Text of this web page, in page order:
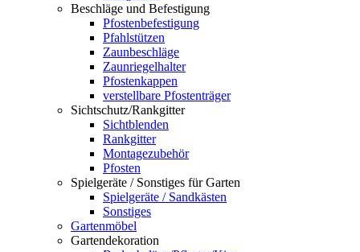
Beschläge und Befestigung
Pfostenbefestigung
Pfahlstützen
Zaunbeschläge
Zaunriegelhalter
Pfostenkappen
verstellbare Pfostenträger
Sichtschutz/Rankgitter
Sichtblenden
Rankgitter
Montagezubehör
Pfosten
Spielgeräte / Sonstiges für Garten
Spielgeräte / Sandkästen
Sonstiges
Gartenmöbel
Gartendekoration